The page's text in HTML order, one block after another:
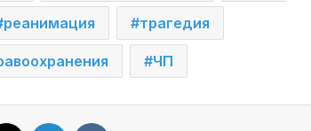
реанимация трагедия
ЧП